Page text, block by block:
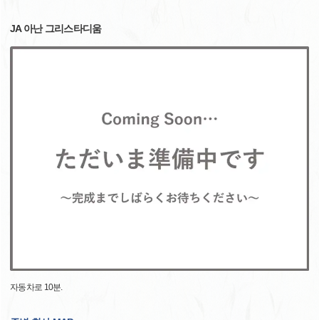
JA 아난 그리스타디움
자동차로 10분.